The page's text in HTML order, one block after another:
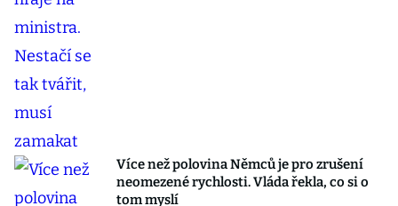
Více než polovina Němců je pro zrušení
neomezené rychlosti. Vláda řekla, co si o
tom myslí